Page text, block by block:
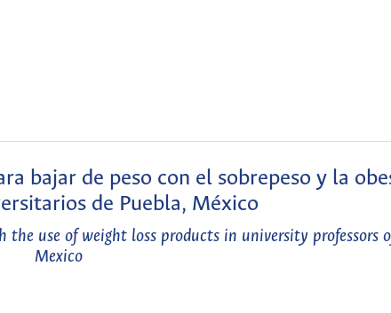
bajar de peso con el sobrepeso y la
de Puebla, México
use of weight loss products in university professors
Mexico